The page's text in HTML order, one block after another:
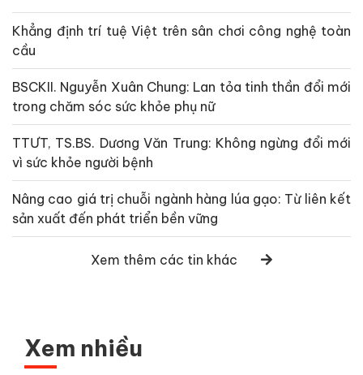
Khẳng định trí tuệ Việt trên sân chơi công nghệ toàn
cầu
BSCKII. Nguyễn Xuân Chung: Lan tỏa tinh thần đổi mới
trong chăm sóc sức khỏe phụ nữ
TTƯT, TS.BS. Dương Văn Trung: Không ngừng đổi mới
vì sức khỏe người bệnh
Nâng cao giá trị chuỗi ngành hàng lúa gạo: Từ liên kết
sản xuất đến phát triển bền vững
Xem thêm các tin khác
Xem nhiều